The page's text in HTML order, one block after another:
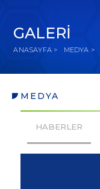
GALERİ
ANASAYFA > MEDYA >
GALERİ
ANASAYFA > MEDYA >
MEDYA
HABERLER